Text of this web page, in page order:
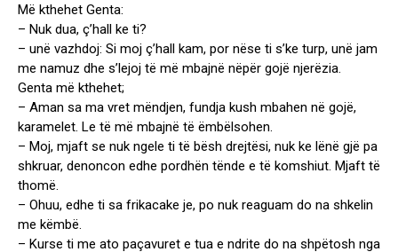
Më kthehet Genta:
– Nuk dua, ç’hall ke ti?
– unë vazhdoj: Si moj ç’hall kam, por nëse ti s’ke turp, unë jam
me namuz dhe s’lejoj të më mbajnë nëpër gojë njerëzia.
Genta më kthehet;
– Aman sa ma vret mëndjen, fundja kush mbahen në gojë,
karamelet. Le të më mbajnë të ëmbëlsohen.
– Moj, mjaft se nuk ngele ti të bësh drejtësi, nuk ke lënë gjë pa
shkruar, denoncon edhe pordhën tënde e të komshiut. Mjaft të
thomë.
– Ohuu, edhe ti sa frikacake je, po nuk reaguam do na shkelin
me këmbë.
– Kurse ti me ato paçavuret e tua e ndrite do na shpëtosh nga